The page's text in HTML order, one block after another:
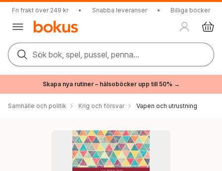
Fri frakt över 249 kr • Snabba leveranser • Billiga böcker
Sök bok, spel, pussel, penna...
Skapa nya rutiner – hälsoböcker upp till 50% →
Samhälle och politik Krig och försvar Vapen och utrustning